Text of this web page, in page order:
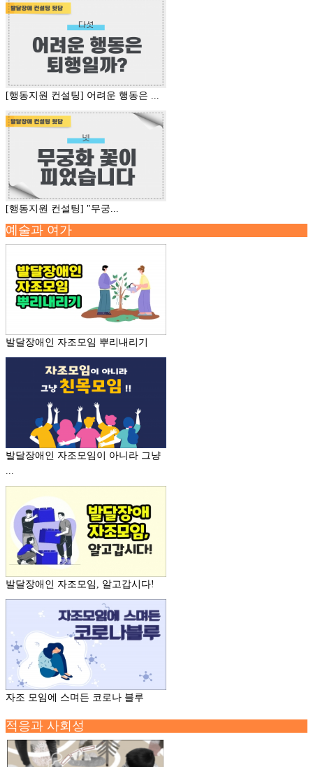
[행동지원 컨설팅] 어려운 행동은 ...
[행동지원 컨설팅] "무궁...
예술과 여가
발달장애인 자조모임 뿌리내리기
발달장애인 자조모임이 아니라 그냥
...
발달장애인 자조모임, 알고갑시다!
자조 모임에 스며든 코로나 블루
적응과 사회성